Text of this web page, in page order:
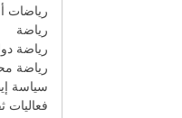
رياضات
رياضة
رياضة
رياضة
سياسة
فعاليات